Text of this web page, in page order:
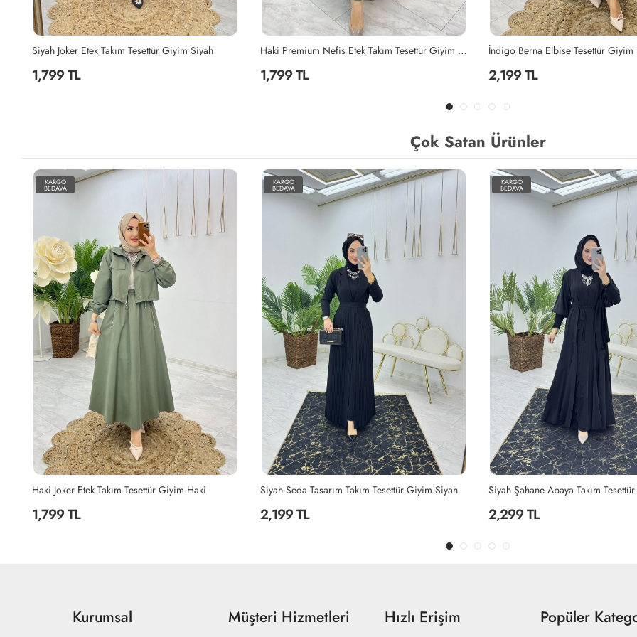
1,799 TL
İndigo Berna Elbise Tesettür Giyim İndigo
2,199 TL
Mahinur Takım Tesettür Giyim
2,199 TL
Çok Satan Ürünler
KARGO
BEDAVA
Siyah Seda Tasarım Takım Tesettür Giyim Siyah
2,199 TL
KARGO
BEDAVA
Siyah Şahane Abaya Takım Tesettür Giyim Siyah
2,299 TL
KARGO
BEDAVA
2,299 TL
Kurumsal Müşteri Hizmetleri Hızlı Erişim Popüler